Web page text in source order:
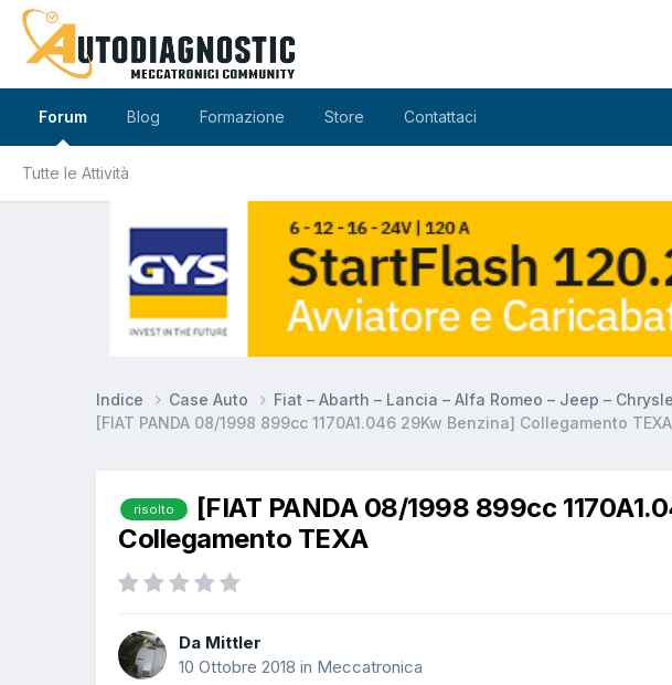
Forum
Tutte le Attività
Blog Formazione Store Contattaci
Indice Case Auto Fiat – Abarth – Lancia – Alfa Romeo – Jeep –
[FIAT PANDA 08/1998 899cc 1170A1.046 29Kw Benzina] Collegamento TEXA
risolto
[FIAT PANDA 08/1998 899cc
Collegamento TEXA
Da Mittler
10 Ottobre 2018 in Meccatronica